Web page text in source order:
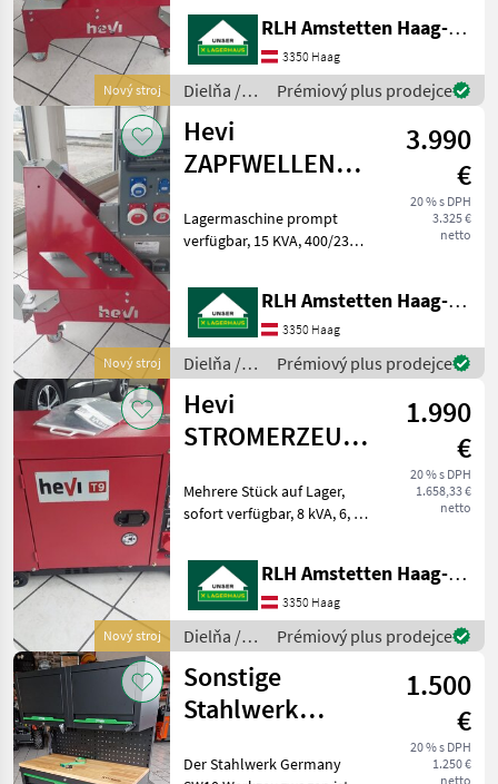
Nový stroj
Feldbetrieb, Langsamläufer
mit 1500 U/min,
Spannungs und
Frequenzüberwachung
AVR-Regelung, IP
RLH Amstetten Haag-St. Valentin
3350 Haag
Dielňa /
Hevi
Prémiový plus prodejce
Nový stroj
Hevi
ZAPFWELLENGENERATOR
3.990
€
20 % s DPH
3.325 €
netto
Lagermaschine prompt
verfügbar, 15 KVA, 400/230
Feldbetrieb, Langsamläufer
mit 1500 U/min,
Spannung`s und
Frequenzüberwachung
RLH Amstetten Haag-St. Valentin
3350 Haag
Dielňa /
Hevi
Prémiový plus prodejce
Nový stroj
Hevi
STROMERZEUGER
DIESEL AVR
1.990
€
20 % s DPH
1.658,33 €
netto
Mehrere Stück auf Lager,
sofort verfügbar, 8 kVA, 6, 4
230 und 400 Volt
Steckdosen. AVR Regelung,
14 Liter Tank, Radsatz,
Elektrostart. Not
RLH Amstetten Haag-St. Valentin
3350 Haag
Dielňa /
Hevi
Prémiový plus prodejce
Sonstige
Stahlwerk
SW 10
1.500
€
20 % s DPH
1.250 €
netto
Der Stahlwerk Germany